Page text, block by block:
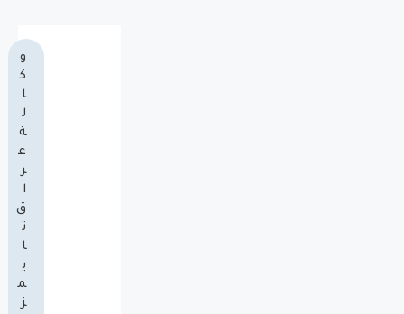
و
ك
ا
ل
ة
ع
ر
ا
ق
ت
ا
ي
م
ز